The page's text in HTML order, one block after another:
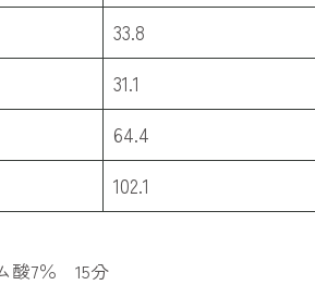
33.8
31.1
64.4
102.1
酸7％ 15分